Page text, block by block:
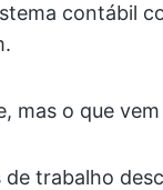
contábil
mas o que vem
trabalho